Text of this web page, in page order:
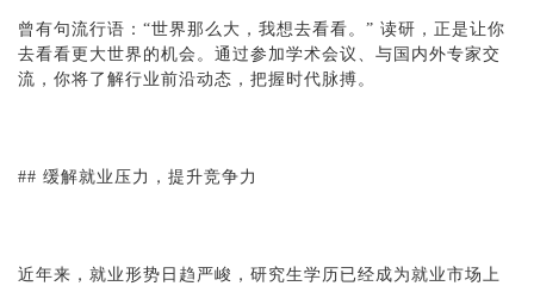
曾有句流行语：“世界那么大，我想去看看。” 读研，正是让你
去看看更大世界的机会。通过参加学术会议、与国内外专家交
流，你将了解行业前沿动态，把握时代脉搏。
## 缓解就业压力，提升竞争力
近年来，就业形势日趋严峻，研究生学历已经成为就业市场上